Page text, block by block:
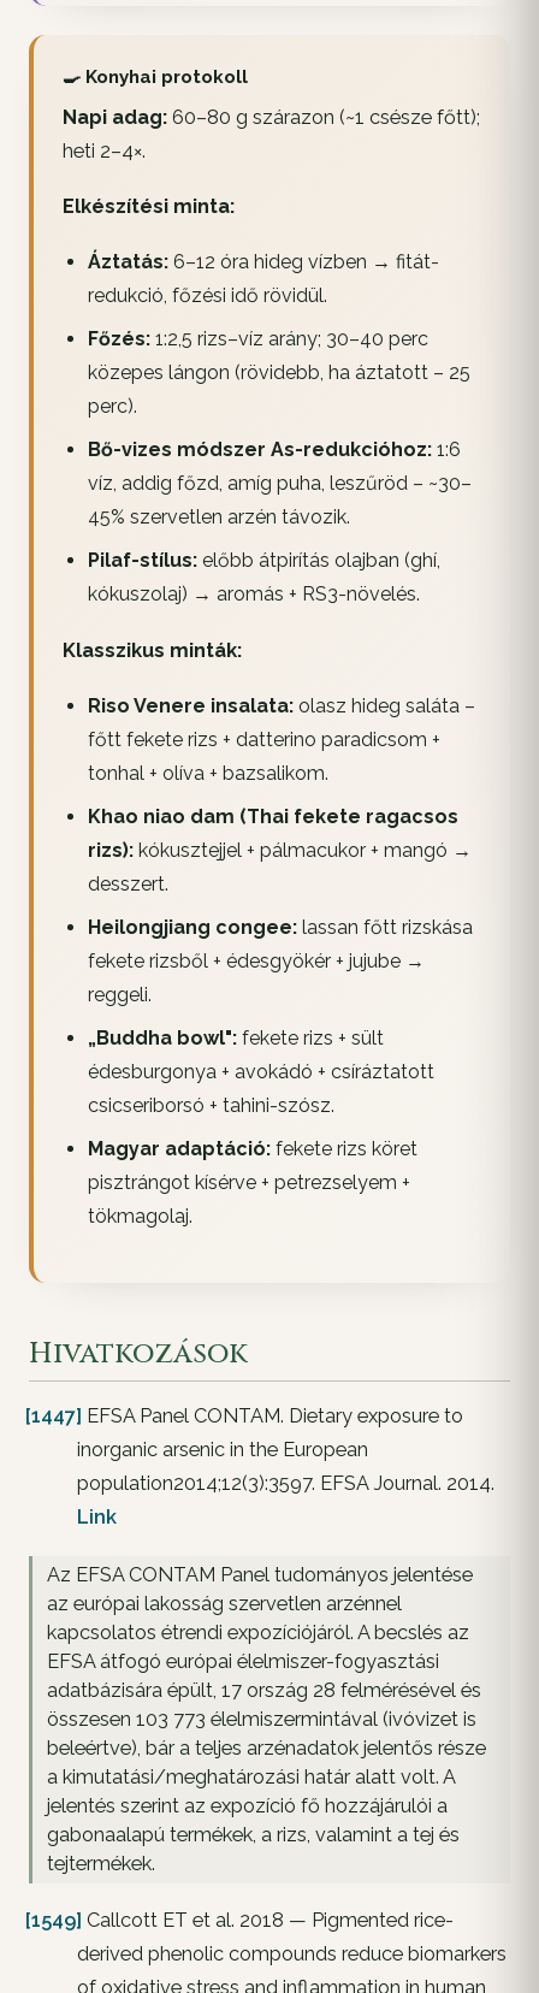
🍳 Konyhai protokoll
Napi adag: 60–80 g szárazon (~1 csésze főtt);
heti 2–4×.
Elkészítési minta:
Áztatás:6–12 óra hideg vízben → fitát-
redukció, főzési idő rövidül.
Főzés:1:2,5 rizs–víz arány; 30–40 perc
közepes lángon (rövidebb, ha áztatott – 25
perc).
Bő-vizes módszer As-redukcióhoz:1:6
víz, addig főzd, amíg puha, leszűröd – ~30–
45% szervetlen arzén távozik.
Pilaf-stílus:előbb átpirítás olajban (ghí,
kókuszolaj) → aromás + RS3-növelés.
Klasszikus minták:
Riso Venere insalata:olasz hideg saláta –
főtt fekete rizs + datterino paradicsom +
tonhal + olíva + bazsalikom.
Khao niao dam (Thai fekete ragacsos
rizs):kókusztejjel + pálmacukor + mangó →
desszert.
Heilongjiang congee:lassan főtt rizskása
fekete rizsből + édesgyökér + jujube →
reggeli.
„Buddha bowl":fekete rizs + sült
édesburgonya + avokádó + csíráztatott
csicseriborsó + tahini-szósz.
Magyar adaptáció:fekete rizs köret
pisztrángot kísérve + petrezselyem +
tökmagolaj.
Hivatkozások
[1447] EFSA Panel CONTAM. Dietary exposure to
inorganic arsenic in the European
population2014;12(3):3597. EFSA Journal. 2014.
Link
Az EFSA CONTAM Panel tudományos jelentése
az európai lakosság szervetlen arzénnel
kapcsolatos étrendi expozíciójáról. A becslés az
EFSA átfogó európai élelmiszer-fogyasztási
adatbázisára épült, 17 ország 28 felmérésével és
összesen 103 773 élelmiszermintával (ivóvizet is
beleértve), bár a teljes arzénadatok jelentős része
a kimutatási/meghatározási határ alatt volt. A
jelentés szerint az expozíció fő hozzájárulói a
gabonaalapú termékek, a rizs, valamint a tej és
tejtermékek.
[1549] Callcott ET et al. 2018 — Pigmented rice-
derived phenolic compounds reduce biomarkers
of oxidative stress and inflammation in human